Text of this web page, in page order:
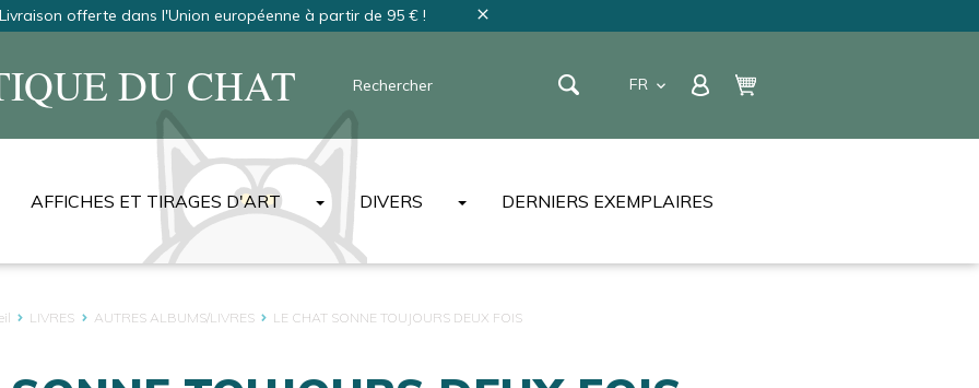
Livraison offerte dans l'Union européenne à partir de 95 € ! close
DU CHAT FR keyboard_arrow_down
NL
AFFICHES ET TIRAGES D'ART
AFFICHES
DIVERS
T-SHIRTS ET SLIP
DERNIERS EXEMPLAIRES
LIVRES AUTRES ALBUMS/LIVRES LE CHAT SONNE TOUJOURS DEUX FOIS